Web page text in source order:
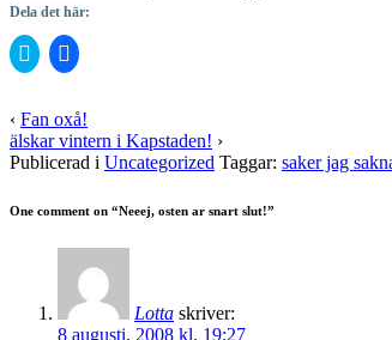
Dela det här:
Klicka
för
på
Twitter
(Öppnas
i
ett
fönster)
Klicka
för
på
Facebook
(Öppnas
i
ett
fönster)
‹ Fan oxå!
älskar vintern i Kapstaden! ›
Publicerad i Uncategorized Taggar: saker jag
One comment on “Neeej, osten ar snart slut!”
Lotta skriver:
8 augusti, 2008 kl. 19:27